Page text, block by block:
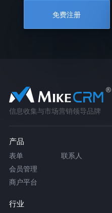
免费注册
信息收集与市场营销领导品牌
产品
表单 联系人
会员管理
商户平台
行业